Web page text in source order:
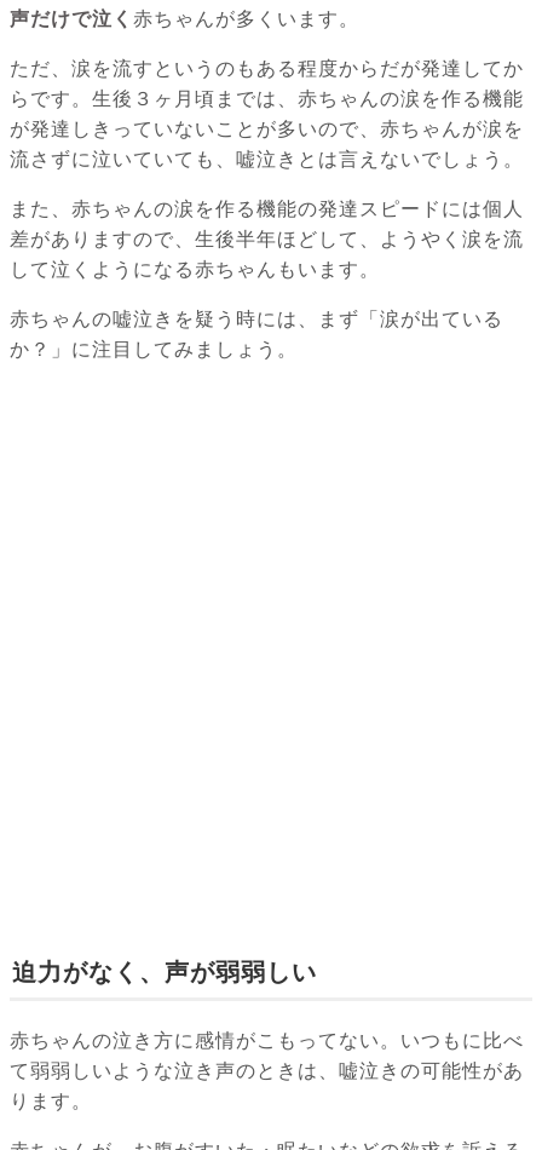
声だけで泣く 赤ちゃんが多くいます。
ただ、涙を流すというのもある程度からだが発達してか
らです。生後３ヶ月頃までは、赤ちゃんの涙を作る機能
が発達しきっていないことが多いので、赤ちゃんが涙を
流さずに泣いていても、嘘泣きとは言えないでしょう。
また、赤ちゃんの涙を作る機能の発達スピードには個人
差がありますので、生後半年ほどして、ようやく涙を流
して泣くようになる赤ちゃんもいます。
赤ちゃんの嘘泣きを疑う時には、まず「涙が出ている
か？」に注目してみましょう。
迫力がなく、声が弱弱しい
赤ちゃんの泣き方に感情がこもってない。いつもに比べ
て弱弱しいような泣き声のときは、嘘泣きの可能性があ
ります。